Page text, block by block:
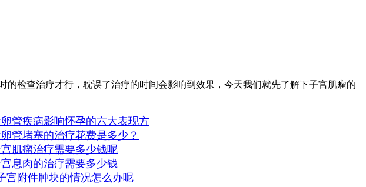
检查治疗才行，耽误了治疗的时间会影响到效果，今天我们就先了解下子宫肌瘤的
管疾病影响怀孕的六大表现方
管堵塞的治疗花费是多少？
肌瘤治疗需要多少钱呢
息肉的治疗需要多少钱
宫附件肿块的情况怎么办呢